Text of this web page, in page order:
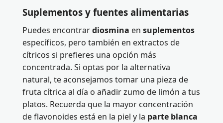
Suplementos y fuentes alimentarias
Puedes encontrardiosmina en suplementos
específicos, pero también en extractos de
cítricos si prefieres una opción más
concentrada. Si optas por la alternativa
natural, te aconsejamos tomar una pieza de
fruta cítrica al día o añadir zumo de limón a tus
platos. Recuerda que la mayor concentración
de flavonoides está en la piel y la parte blanca